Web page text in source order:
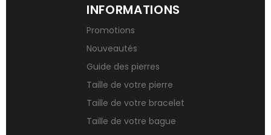
INFORMATIONS
Promotions
Nouveautés
Guide des pierres
Taille de votre pierre
Taille de votre bracelet
Taille de votre bague